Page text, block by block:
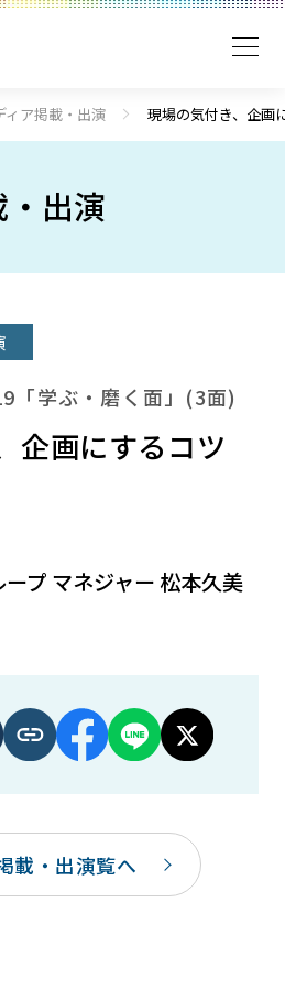
ィア掲載・出演 現場の気付き、企画
出演
「学ぶ・磨く面」(3面)
企画にするコツ
プ マネジャー 松本久美
載・出演覧へ